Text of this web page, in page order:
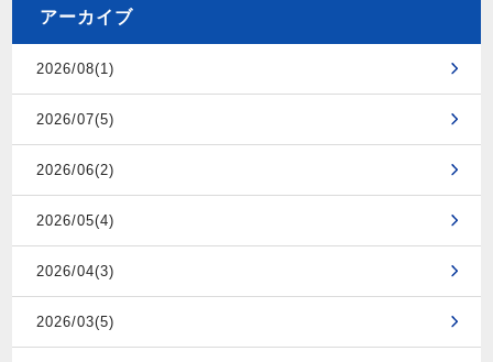
アーカイブ
2026/08(1)
2026/07(5)
2026/06(2)
2026/05(4)
2026/04(3)
2026/03(5)